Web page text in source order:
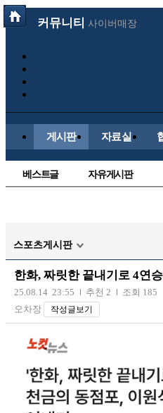
커뮤니티 사이버매장
게시판 자료실
베스트글 자유게시판
스포츠게시판
한화, 짜릿한 끝내기로 4연승
25.08.14 23:55 추천 2
조회 185
오차장
작성글보기